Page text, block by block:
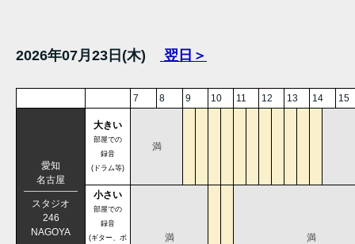
2026年07月23日(木) 翌日＞
7 8 9 10 11 12 13 14 15
愛知
名古屋
スタジオ
246
NAGOYA
大きい
部屋での
録音
(ドラム等)
満
小さい
部屋での
録音
(ギター、ボ
満 満